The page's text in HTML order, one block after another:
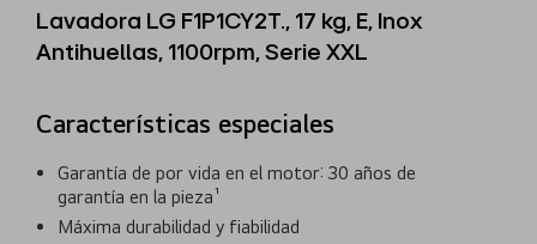
Lavadora LG F1P1CY2T., 17 kg, E, Inox
Antihuellas, 1100rpm, Serie XXL
Características especiales
Garantía de por vida en el motor: 30 años de
garantía en la pieza¹
Máxima durabilidad y fiabilidad